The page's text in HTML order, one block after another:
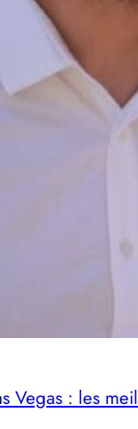
Vegas : les